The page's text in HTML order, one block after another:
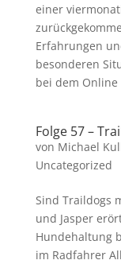
einer
Erfahrungen
besonderen
bei dem Online
Folge 57 –
von Michael
Uncategorized
Sind Traildogs
und Jasper
Hundehaltung
im Radfahrer